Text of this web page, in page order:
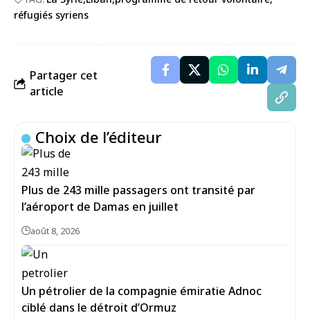
réfugiés syriens
Partager cet
article
Choix de l’éditeur
Plus de 243 mille passagers ont transité par
l’aéroport de Damas en juillet
août 8, 2026
Un pétrolier de la compagnie émiratie Adnoc
ciblé dans le détroit d’Ormuz